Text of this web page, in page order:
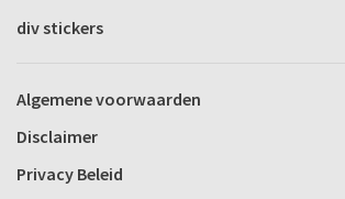
div stickers
Algemene voorwaarden
Disclaimer
Privacy Beleid